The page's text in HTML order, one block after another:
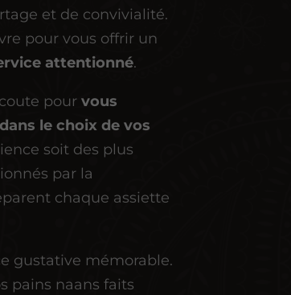
et de convivialité.
pour vous offrir un
attentionné.
pourvous
le choix de vos
soit des plus
par la
chaque assiette
gustative mémorable.
pains naans faits